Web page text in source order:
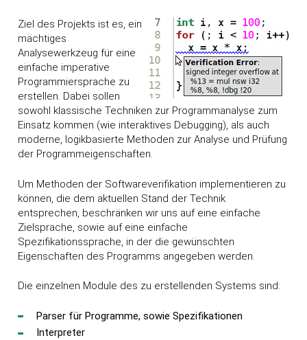
Ziel des Projekts ist es, ein
mächtiges
Analysewerkzeug für eine
einfache imperative
Programmiersprache zu
erstellen. Dabei sollen
sowohl klassische Techniken zur Programmanalyse zum
Einsatz kommen (wie interaktives Debugging), als auch
moderne, logikbasierte Methoden zur Analyse und Prüfung
der Programmeigenschaften.
Um Methoden der Softwareverifikation implementieren zu
können, die dem aktuellen Stand der Technik
entsprechen, beschränken wir uns auf eine einfache
Zielsprache, sowie auf eine einfache
Spezifikationssprache, in der die gewünschten
Eigenschaften des Programms angegeben werden.
Die einzelnen Module des zu erstellenden Systems sind:
Parser für Programme, sowie Spezifikationen
Interpreter